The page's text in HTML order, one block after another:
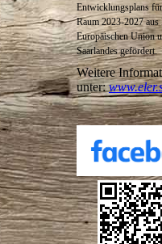
Entwicklungsplans
Raum 2023-2027
Europäischen Union
Saarlandes gefördert.
Weitere
unter: